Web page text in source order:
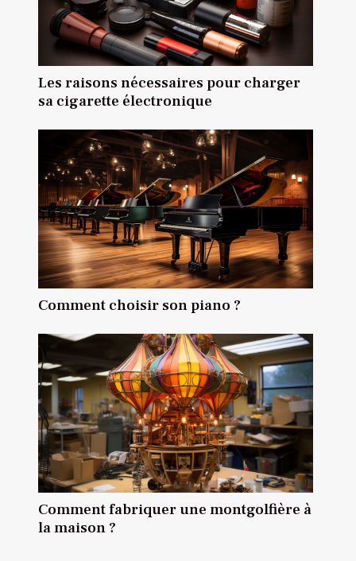
Les raisons nécessaires pour charger
sa cigarette électronique
Comment choisir son piano ?
Comment fabriquer une montgolfière à
la maison ?